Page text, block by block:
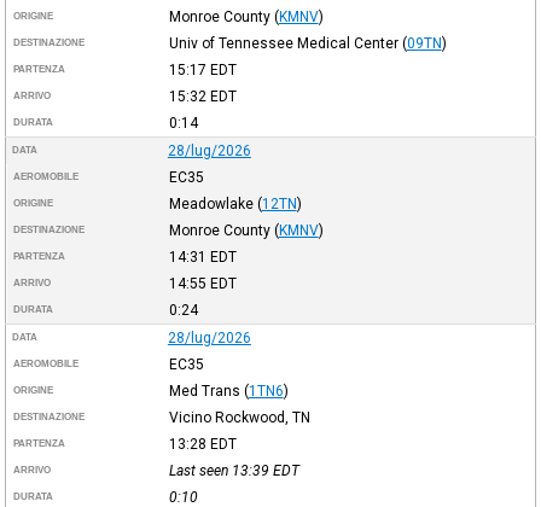
ORIGINE Monroe County (KMNV)
DESTINAZIONE Univ of Tennessee Medical Center (09TN)
PARTENZA 15:17 EDT
ARRIVO 15:32 EDT
DURATA 0:14
DATA 28/lug/2026
AEROMOBILE EC35
ORIGINE Meadowlake (12TN)
DESTINAZIONE Monroe County (KMNV)
PARTENZA 14:31 EDT
ARRIVO 14:55 EDT
DURATA 0:24
DATA 28/lug/2026
AEROMOBILE EC35
ORIGINE Med Trans (1TN6)
DESTINAZIONE Vicino Rockwood, TN
PARTENZA 13:28 EDT
ARRIVO Last seen 13:39 EDT
DURATA 0:10